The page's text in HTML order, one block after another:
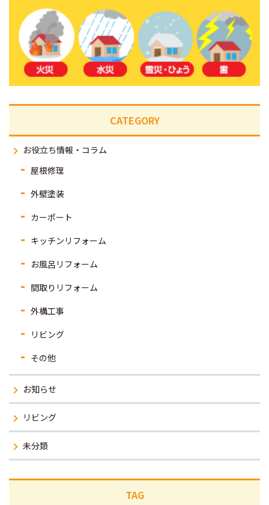
CATEGORY
お役立ち情報・コラム
屋根修理
外壁塗装
カーポート
キッチンリフォーム
お風呂リフォーム
間取りリフォーム
外構工事
リビング
その他
お知らせ
リビング
未分類
TAG